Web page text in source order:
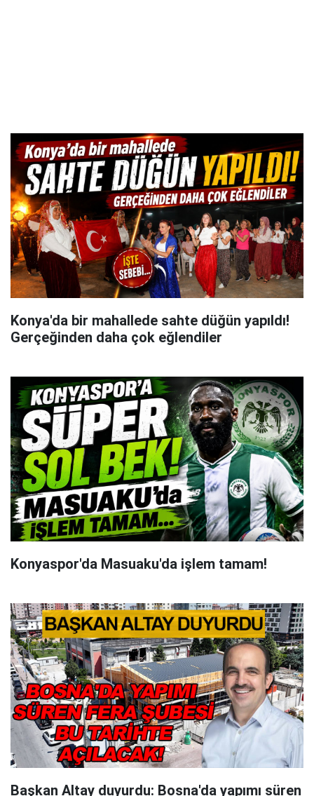
Konya'da bir mahallede sahte düğün yapıldı!
Gerçeğinden daha çok eğlendiler
Konyaspor'da Masuaku'da işlem tamam!
Başkan Altay duyurdu: Bosna'da yapımı süren